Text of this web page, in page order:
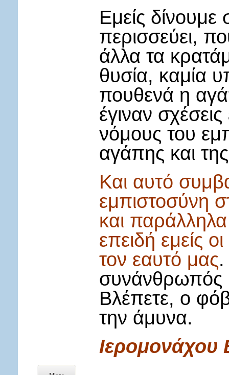
Εμείς
περισσεύει,
άλλα τα
θυσία, καμία
πουθενά η
έγιναν
νόμους του
αγάπης και
Και αυτό
εμπιστοσύνη
και
επειδή εμείς
τον εαυτό μας
συνάνθρωπός
Βλέπετε, ο
την άμυνα.
Ιερομονάχου